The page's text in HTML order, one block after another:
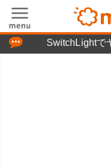
SwitchLightで
「つぶやき」の使い方